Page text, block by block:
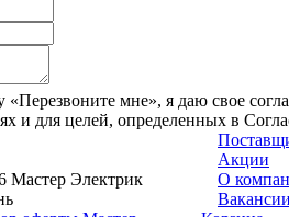
мне», я даю свое
и для целей, определенных в
Мастер Электрик
Акции
О
Вакансии